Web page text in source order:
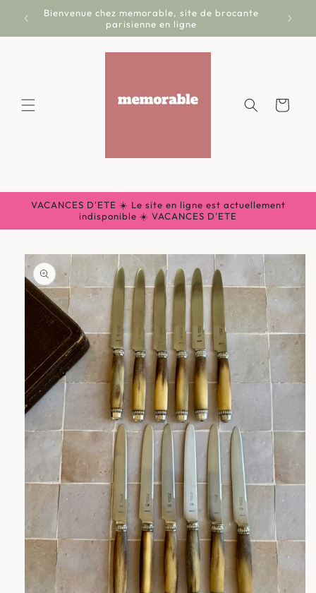
passer
contenu
Bienvenue chez memorable, site de brocante
parisienne en ligne
Panier
VACANCES D'ETE ☀️ Le site en ligne est actuellement
indisponible ☀️ VACANCES D'ETE
Passer aux
informations
produits